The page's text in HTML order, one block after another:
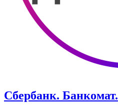
Сбербанк. Банкомат.